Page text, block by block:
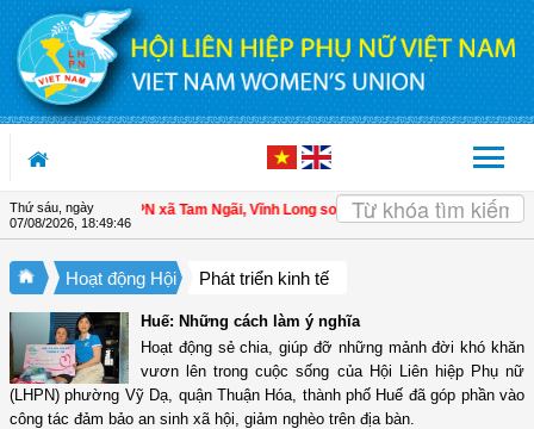
Truy cập nội dung luôn
Thứ sáu, ngày
07/08/2026, 18:49:48
| Hội LHPN xã Tam Ngãi, Vĩnh Long sơ kết công tác Hội và phong trào phụ
Hoạt động Hội Phát triển kinh tế
Huế: Những cách làm ý nghĩa
Hoạt động sẻ chia, giúp đỡ những mảnh đời khó khăn
vươn lên trong cuộc sống của Hội Liên hiệp Phụ nữ
(LHPN) phường Vỹ Dạ, quận Thuận Hóa, thành phố Huế đã góp phần vào
công tác đảm bảo an sinh xã hội, giảm nghèo trên địa bàn.